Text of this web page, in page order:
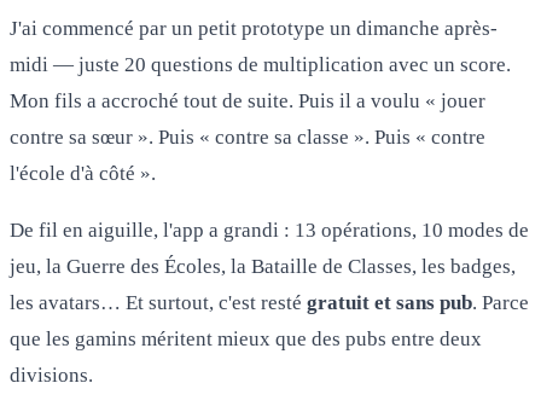
J'ai commencé par un petit prototype un dimanche après-
midi — juste 20 questions de multiplication avec un score.
Mon fils a accroché tout de suite. Puis il a voulu « jouer
contre sa sœur ». Puis « contre sa classe ». Puis « contre
l'école d'à côté ».
De fil en aiguille, l'app a grandi : 13 opérations, 10 modes de
jeu, la Guerre des Écoles, la Bataille de Classes, les badges,
les avatars… Et surtout, c'est resté gratuit et sans pub. Parce
que les gamins méritent mieux que des pubs entre deux
divisions.